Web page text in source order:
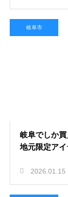
岐阜市
岐阜でしか
地元限定ア
2026.01.15